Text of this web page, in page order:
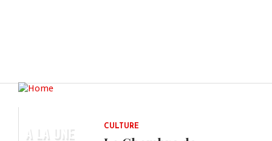
A LA UNE CULTURE